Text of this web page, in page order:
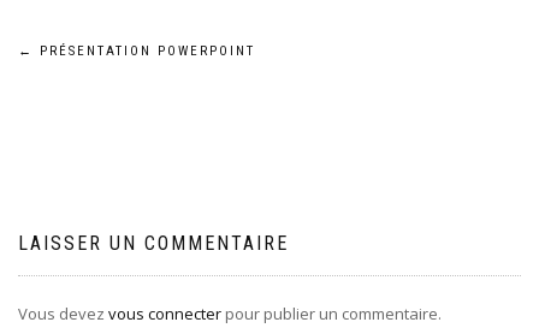
Navigation
← PRÉSENTATION POWERPOINT
LAISSER UN COMMENTAIRE
Vous devez vous connecter pour publier un commentaire.